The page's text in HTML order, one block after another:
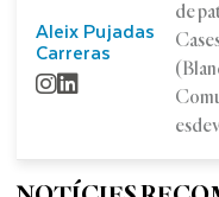
Aleix Pujadas
Carreras
de